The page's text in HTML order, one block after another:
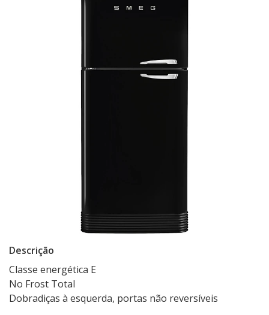
Descrição
Classe energética E
No Frost Total
Dobradiças à esquerda, portas não reversíveis